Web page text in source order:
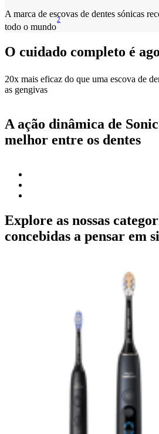
A marca de escovas de dentes sónicas
todo o mundo
2
O cuidado completo é
20x mais eficaz do que uma escova de
as gengivas
A ação dinâmica de
melhor entre os dentes
Explore as nossas
concebidas a pensar em si